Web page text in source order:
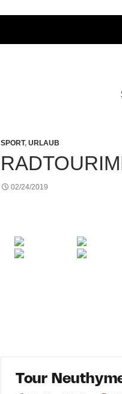
SPORT, URLAUB
02/24/2019